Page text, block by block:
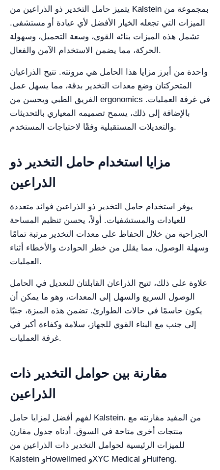
يتميز حامل التخدير ذو الذراعين من Kalstein بمجموعة من
الميزات التي تجعله الخيار الأفضل لأي عيادة أو مستشفى.
تشمل هذه الميزات بنائه القوي، وسعة التحميل، وسهولة
الحركة، مما يضمن الاستخدام الآمن والفعال.
واحدة من أبرز مزايا هذا الحامل هي مرونته. تتيح الذراعيان
المتحركتان وضع معدات التخدير بدقة، مما يسهل عمل
الفريق الطبي ويحسن من ergonomics في غرفة العمليات.
بالإضافة إلى ذلك، يسمح تصميمه المعياري بالتحديثات
والتعديلات المستقبلية وفقًا لاحتياجات المستخدم.
مزايا استخدام حامل التخدير ذو
الذراعين
يوفر استخدام حامل التخدير ذو الذراعين فوائد متعددة
للعيادات والمستشفيات. أولاً، يحسن تنظيم المساحة
الجراحية من خلال الحفاظ على معدات التخدير مرتبة تمامًا
وسهلة الوصول، مما يقلل من خطر الحوادث والأخطاء أثناء
العمليات.
علاوة على ذلك، تتيح الذراعان القابلتان للتعديل في الحامل
الوصول السريع والسهل إلى المعدات، وهو ما يمكن أن
يكون حاسمًا في حالات الطوارئ. تضمن هذه الميزة، جنبًا
إلى جنب مع البناء القوي للجهاز، سلامة وكفاءة أكبر في
غرفة العمليات.
مقارنة بين حوامل التخدير ذات
الذراعين
لفهم أفضل لمزايا حامل Kalstein، من المفيد مقارنته مع
منتجات أخرى متاحة في السوق. أدناه جدول مقارن
للميزات الرئيسية لحوامل التخدير ذات الذراعين من
Kalstein وHowellmed وXYC Medical وHuifeng.